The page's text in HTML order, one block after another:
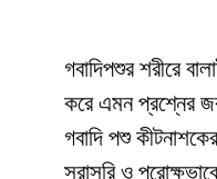
গবাদিপশুর শরীরে
করে এমন প্রশ্নের
গবাদি পশু
সরাসরি ও